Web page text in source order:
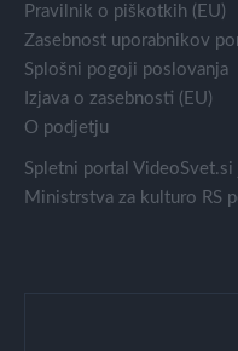
Pravilnik o piškotkih (EU)
Zasebnost uporabnikov
Splošni pogoji poslovanja
Izjava o zasebnosti (EU)
O podjetju
Spletni portal
Ministrstva za kulturo RS